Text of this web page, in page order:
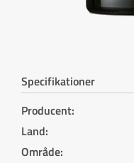
Specifikationer
Producent:
Land:
Område: